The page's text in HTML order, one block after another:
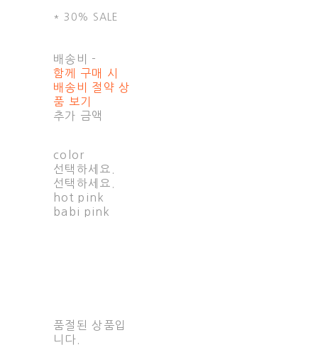
* 30% SALE
배송비 -
함께 구매 시
배송비 절약 상
품 보기
추가 금액
color
선택하세요.
선택하세요.
hot pink
babi pink
품절된 상품입
니다.